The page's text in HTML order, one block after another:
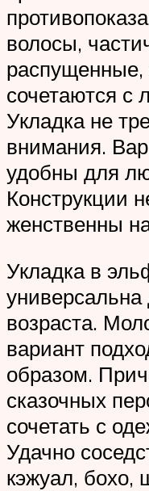
волосы,
распущенные,
сочетаются с
Укладка не
внимания.
удобны для
Конструкции
женственны
Укладка в
возраста.
вариант
образом.
сказочных
сочетать с
Удачно
кэжуал, бохо,